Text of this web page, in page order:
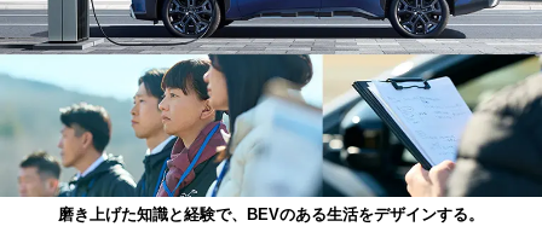
磨き上げた知識と経験で、 BEVのある生活をデザインする。